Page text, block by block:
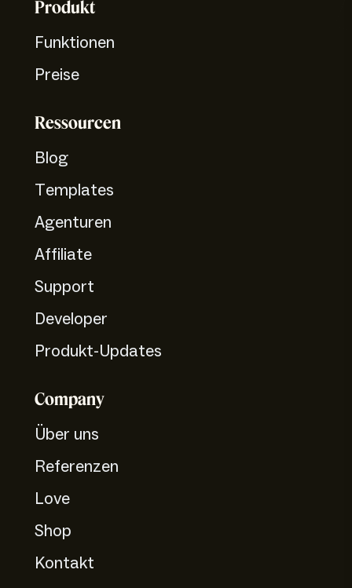
Produkt
Funktionen
Preise
Ressourcen
Blog
Templates
Agenturen
Affiliate
Support
Developer
Produkt-Updates
Company
Über uns
Referenzen
Love
Shop
Kontakt